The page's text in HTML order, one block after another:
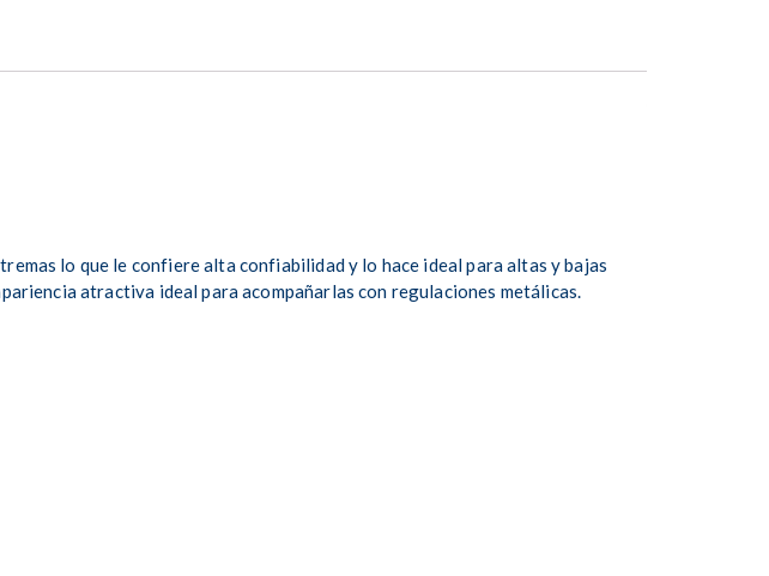
lo que le confiere alta confiabilidad y lo hace ideal para altas y bajas
atractiva ideal para acompañarlas con regulaciones metálicas.